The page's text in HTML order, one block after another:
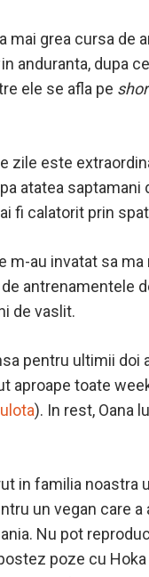
mai grea cursa de
anduranta, dupa
ele se afla pe
zile este
atatea saptamani
fi calatorit prin
au invatat sa
antrenamentele
de vaslit.
pentru ultimii
aproape toate
). In rest, Oana
in familia noastra
un vegan care
Nu pot
poze cu